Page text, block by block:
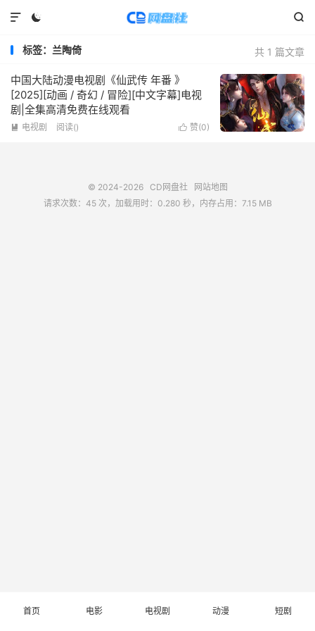
 

共 1 篇文章
标签：兰陶倚
中国大陆动漫电视剧《仙武传 年番 》
[2025][动画 / 奇幻 / 冒险][中文字幕]电视
剧|全集高清免费在线观看
 赞(0)
 电视剧 阅读()
© 2024-2026 CD网盘社
网站地图
请求次数：45 次，加载用时：0.280 秒，内存占用：7.15 MB
首页 电影 电视剧 动漫 短剧